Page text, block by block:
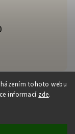
tohoto webu
informací zde.
práva vyhrazena.